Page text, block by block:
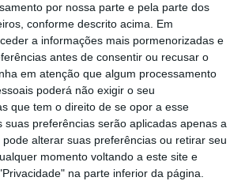
por nossa parte e pela parte dos
conforme descrito acima. Em
a informações mais pormenorizadas e
antes de consentir ou recusar o
em atenção que algum processamento
poderá não exigir o seu
que tem o direito de se opor a esse
suas preferências serão aplicadas apenas a
pode alterar suas preferências ou retirar seu
momento voltando a este site e
na parte inferior da página.
de Salvaterra de Magos,
– Ovos Matinados –
este ano o único
da região na edição 2025 da
em Bicicleta, que se iniciará
quarta-feira.
entre as dez etapas da